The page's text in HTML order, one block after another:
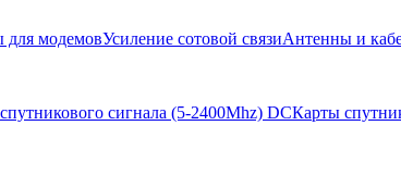
для модемовУсиление сотовой связиАнтенны и
сигнала (5-2400Mhz) DCКарты